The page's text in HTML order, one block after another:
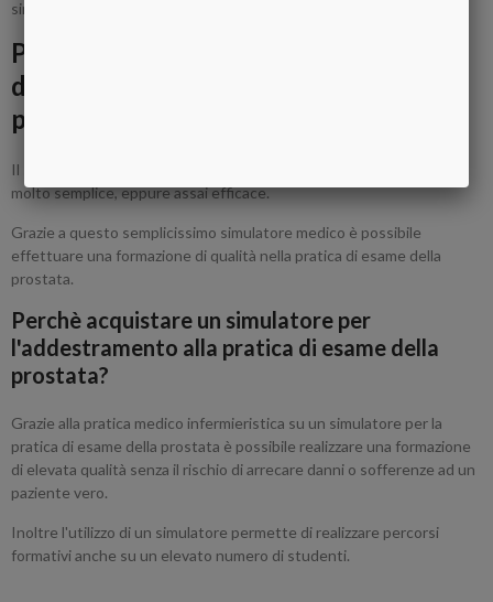
simulazione medica.
Per esercitazioni nella pratica
dell'esame della prostata ancora più
pratiche e realistiche
Il simulatore dell'esame della prostata è stato realizzato in modo
molto semplice, eppure assai efficace.
Grazie a questo semplicissimo simulatore medico è possibile
effettuare una formazione di qualità nella pratica di esame della
prostata.
Perchè acquistare un simulatore per
l'addestramento alla pratica di esame della
prostata?
Grazie alla pratica medico infermieristica su un simulatore per la
pratica di esame della prostata è possibile realizzare una formazione
di elevata qualità senza il rischio di arrecare danni o sofferenze ad un
paziente vero.
Inoltre l'utilizzo di un simulatore permette di realizzare percorsi
formativi anche su un elevato numero di studenti.